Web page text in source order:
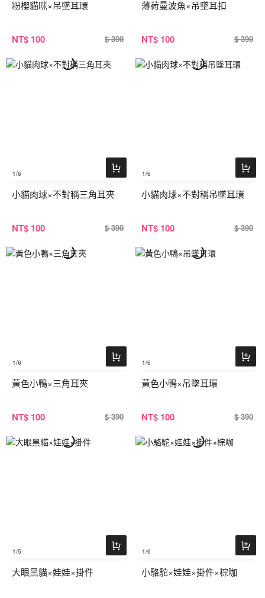
粉櫻貓咪×吊墜耳環
NT$ 100 $ 390
薄荷曼波魚×吊墜耳扣
NT$ 100 $ 390
1/6
小貓肉球×不對稱三角耳夾
NT$ 100 $ 390
1/6
小貓肉球×不對稱吊墜耳環
NT$ 100 $ 390
1/6
黃色小鴨×三角耳夾
NT$ 100 $ 390
1/6
黃色小鴨×吊墜耳環
NT$ 100 $ 390
1/5
大眼黑貓×娃娃×掛件
1/6
小駱駝×娃娃×掛件×棕咖